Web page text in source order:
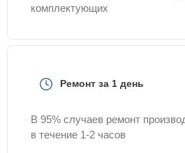
комплектующих
Ремонт за 1 день
В 95% случаев ремонт
в течение 1-2 часов